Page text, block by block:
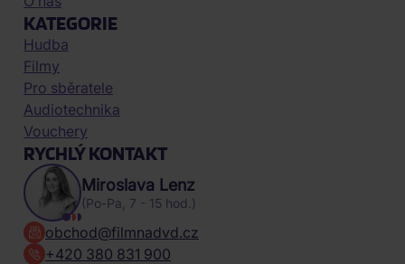
KATEGORIE
Hudba
Filmy
Pro sběratele
Audiotechnika
Vouchery
RYCHLÝ KONTAKT
Miroslava Lenz
(Po-Pa, 7 - 15 hod.)
obchod@filmnadvd.cz
+420 380 831 900